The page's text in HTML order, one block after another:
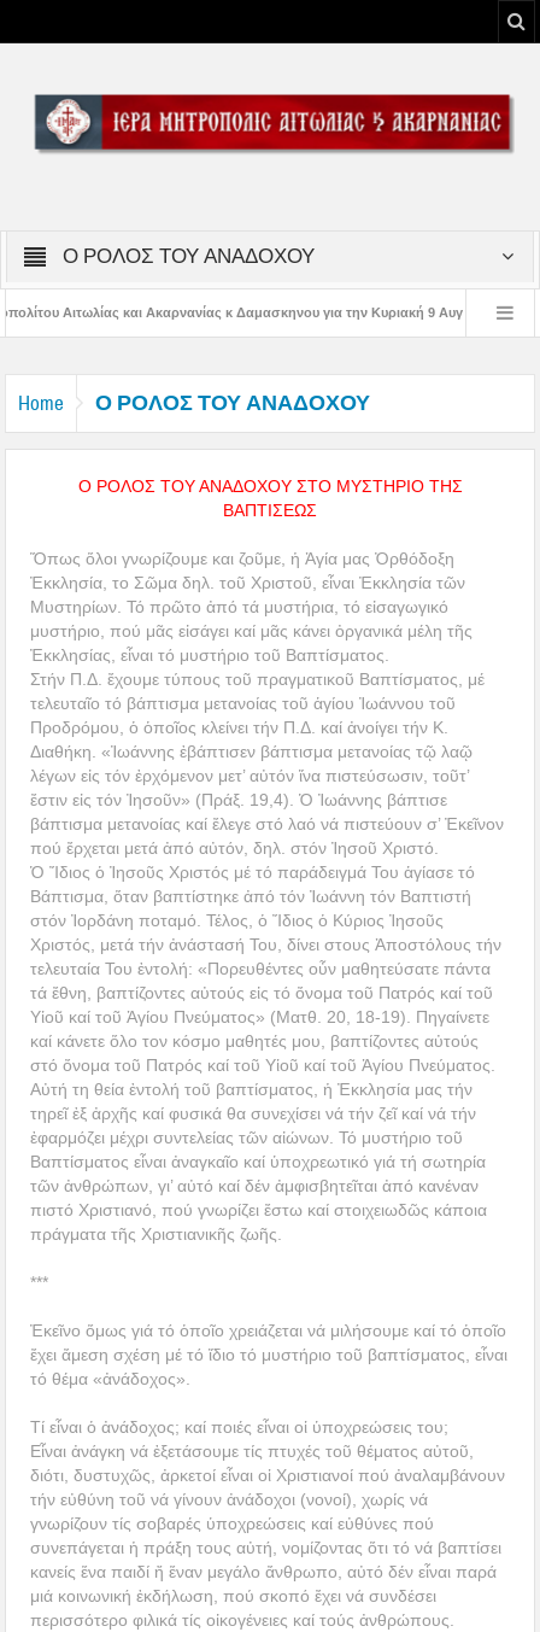
Ο ΡΟΛΟΣ ΤΟΥ ΑΝΑΔΟΧΟΥ
κ Δαμασκηνου για την Κυριακή 9 Αυγούστου 2026 Η εορτή της
Home Ο ΡΟΛΟΣ ΤΟΥ ΑΝΑΔΟΧΟΥ
Ο ΡΟΛΟΣ ΤΟΥ ΑΝΑΔΟΧΟΥ ΣΤΟ ΜΥΣΤΗΡΙΟ ΤΗΣ
ΒΑΠΤΙΣΕΩΣ
Ὅπως ὅλοι γνωρίζουμε και ζοῦμε, ἡ Ἁγία μας Ὀρθόδοξη
Ἐκκλησία, το Σῶμα δηλ. τοῦ Χριστοῦ, εἶναι Ἐκκλησία τῶν
Μυστηρίων. Τό πρῶτο ἀπό τά μυστήρια, τό εἰσαγωγικό
μυστήριο, πού μᾶς εἰσάγει καί μᾶς κάνει ὀργανικά μέλη τῆς
Ἐκκλησίας, εἶναι τό μυστήριο τοῦ Βαπτίσματος.
Στήν Π.Δ. ἔχουμε τύπους τοῦ πραγματικοῦ Βαπτίσματος, μέ
τελευταῖο τό βάπτισμα μετανοίας τοῦ ἁγίου Ἰωάννου τοῦ
Προδρόμου, ὁ ὁποῖος κλείνει τήν Π.Δ. καί ἀνοίγει τήν Κ.
Διαθήκη. «Ἰωάννης ἐβάπτισεν βάπτισμα μετανοίας τῷ λαῷ
λέγων εἰς τόν ἐρχόμενον μετ’ αὐτόν ἵνα πιστεύσωσιν, τοῦτ’
ἔστιν εἰς τόν Ἰησοῦν» (Πράξ. 19,4). Ὁ Ἰωάννης βάπτισε
βάπτισμα μετανοίας καί ἔλεγε στό λαό νά πιστεύουν σ’ Ἐκεῖνον
πού ἔρχεται μετά ἀπό αὐτόν, δηλ. στόν Ἰησοῦ Χριστό.
Ὁ Ἴδιος ὁ Ἰησοῦς Χριστός μέ τό παράδειγμά Του ἁγίασε τό
Βάπτισμα, ὅταν βαπτίστηκε ἀπό τόν Ἰωάννη τόν Βαπτιστή
στόν Ἰορδάνη ποταμό. Τέλος, ὁ Ἴδιος ὁ Κύριος Ἰησοῦς
Χριστός, μετά τήν ἀνάστασή Του, δίνει στους Ἀποστόλους τήν
τελευταία Του ἐντολή: «Πορευθέντες οὖν μαθητεύσατε πάντα
τά ἔθνη, βαπτίζοντες αὐτούς εἰς τό ὄνομα τοῦ Πατρός καί τοῦ
Υἱοῦ καί τοῦ Ἁγίου Πνεύματος» (Ματθ. 20, 18-19). Πηγαίνετε
καί κάνετε ὅλο τον κόσμο μαθητές μου, βαπτίζοντες αὐτούς
στό ὄνομα τοῦ Πατρός καί τοῦ Υἱοῦ καί τοῦ Ἁγίου Πνεύματος.
Αὐτή τη θεία ἐντολή τοῦ βαπτίσματος, ἡ Ἐκκλησία μας τήν
τηρεῖ ἐξ ἀρχῆς καί φυσικά θα συνεχίσει νά τήν ζεῖ καί νά τήν
ἐφαρμόζει μέχρι συντελείας τῶν αἰώνων. Τό μυστήριο τοῦ
Βαπτίσματος εἶναι ἀναγκαῖο καί ὑποχρεωτικό γιά τή σωτηρία
τῶν ἀνθρώπων, γι’ αὐτό καί δέν ἀμφισβητεῖται ἀπό κανέναν
πιστό Χριστιανό, πού γνωρίζει ἔστω καί στοιχειωδῶς κάποια
πράγματα τῆς Χριστιανικῆς ζωῆς.
***
Ἐκεῖνο ὅμως γιά τό ὁποῖο χρειάζεται νά μιλήσουμε καί τό ὁποῖο
ἔχει ἄμεση σχέση μέ τό ἴδιο τό μυστήριο τοῦ βαπτίσματος, εἶναι
τό θέμα «ἀνάδοχος».
Τί εἶναι ὁ ἀνάδοχος; καί ποιές εἶναι οἱ ὑποχρεώσεις του;
Εἶναι ἀνάγκη νά ἐξετάσουμε τίς πτυχές τοῦ θέματος αὐτοῦ,
διότι, δυστυχῶς, ἀρκετοί εἶναι οἱ Χριστιανοί πού ἀναλαμβάνουν
τήν εὐθύνη τοῦ νά γίνουν ἀνάδοχοι (νονοί), χωρίς νά
γνωρίζουν τίς σοβαρές ὑποχρεώσεις καί εὐθύνες πού
συνεπάγεται ἡ πράξη τους αὐτή, νομίζοντας ὅτι τό νά βαπτίσει
κανείς ἕνα παιδί ἤ ἕναν μεγάλο ἄνθρωπο, αὐτό δέν εἶναι παρά
μιά κοινωνική ἐκδήλωση, πού σκοπό ἔχει νά συνδέσει
περισσότερο φιλικά τίς οἰκογένειες καί τούς ἀνθρώπους.